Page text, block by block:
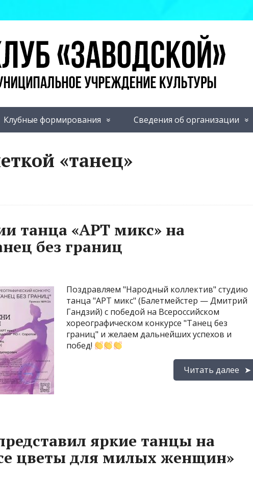
Клубные формирования Сведения об организации
«танец»
танца «АРТ микс» на
без границ
Поздравляем "Народный коллектив" студию
танца "АРТ микс" (Балетмейстер — Дмитрий
Гандзий) с победой на Всероссийском
хореографическом конкурсе "Танец без
границ" и желаем дальнейших успехов и
побед!
Читать далее
яркие танцы на
цветы для милых женщин»